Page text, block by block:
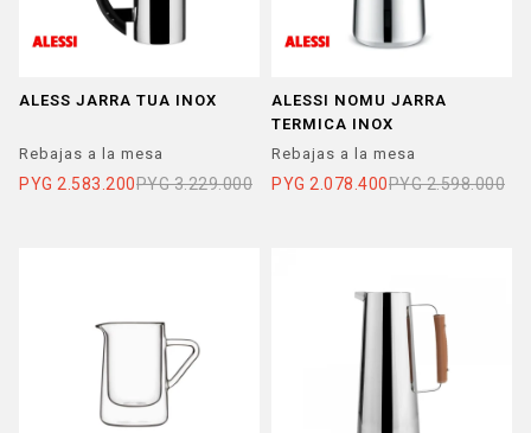
ALESS JARRA TUA INOX
Rebajas a la mesa
PYG 2.583.200PYG 3.229.000
ALESSI NOMU JARRA
TERMICA INOX
Rebajas a la mesa
PYG 2.078.400PYG 2.598.000